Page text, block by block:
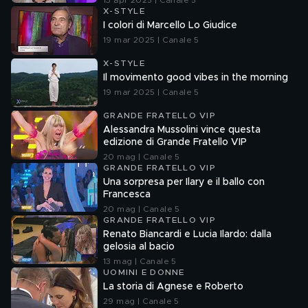
X-STYLE
I colori di Marcello Lo Giudice
19 mar 2025 | Canale 5
X-STYLE
Il movimento good vibes in the morning
19 mar 2025 | Canale 5
GRANDE FRATELLO VIP
Alessandra Mussolini vince questa
edizione di Grande Fratello VIP
20 mag | Canale 5
GRANDE FRATELLO VIP
Una sorpresa per Ilary e il ballo con
Francesca
20 mag | Canale 5
GRANDE FRATELLO VIP
Renato Biancardi e Lucia Ilardo: dalla
gelosia al bacio
13 mag | Canale 5
UOMINI E DONNE
La storia di Agnese e Roberto
29 mag | Canale 5